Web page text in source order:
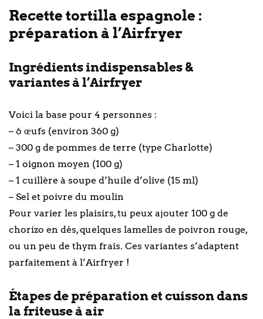
Recette tortilla espagnole :
préparation à l’Airfryer
Ingrédients indispensables &
variantes à l’Airfryer
Voici la base pour 4 personnes :
– 6 œufs (environ 360 g)
– 300 g de pommes de terre (type Charlotte)
– 1 oignon moyen (100 g)
– 1 cuillère à soupe d’huile d’olive (15 ml)
– Sel et poivre du moulin
Pour varier les plaisirs, tu peux ajouter 100 g de
chorizo en dés, quelques lamelles de poivron rouge,
ou un peu de thym frais. Ces variantes s’adaptent
parfaitement à l’Airfryer !
Étapes de préparation et cuisson dans
la friteuse à air